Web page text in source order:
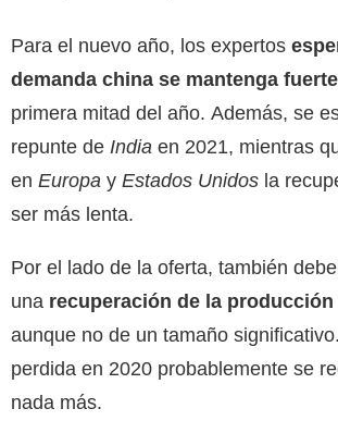
Para el nuevo año, los expertos
demanda china se mantenga fuerte
primera mitad del año. Además, se
repunte de India en 2021, mientras
en Europa y Estados Unidos la
ser más lenta.
Por el lado de la oferta, también
una recuperación de la producción
aunque no de un tamaño
perdida en 2020 probablemente se
nada más.